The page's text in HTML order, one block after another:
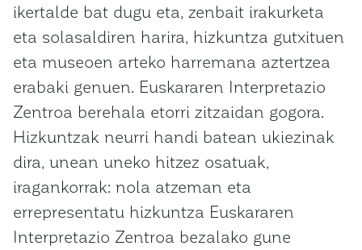
ikertalde bat dugu eta, zenbait irakurketa
eta solasaldiren harira, hizkuntza gutxituen
eta museoen arteko harremana aztertzea
erabaki genuen. Euskararen Interpretazio
Zentroa berehala etorri zitzaidan gogora.
Hizkuntzak neurri handi batean ukiezinak
dira, unean uneko hitzez osatuak,
iragankorrak: nola atzeman eta
errepresentatu hizkuntza Euskararen
Interpretazio Zentroa bezalako gune